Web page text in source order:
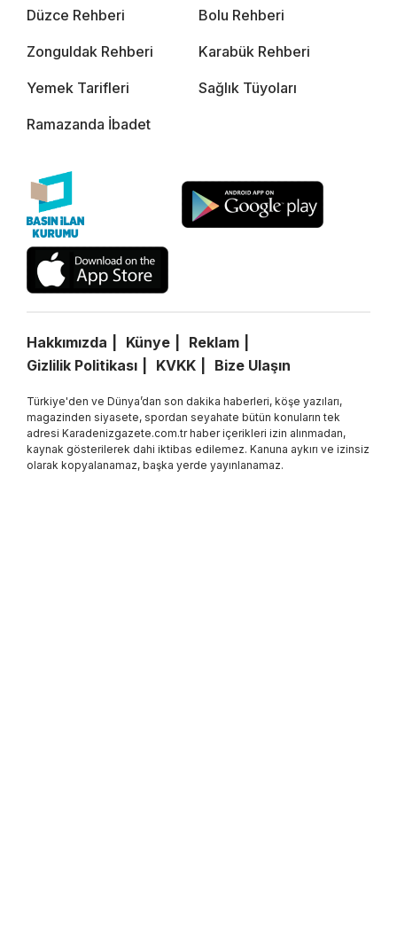
Düzce Rehberi Bolu Rehberi
Zonguldak Rehberi Karabük Rehberi
Yemek Tarifleri Sağlık Tüyoları
Ramazanda İbadet
Hakkımızda Künye
Reklam
Gizlilik Politikası
KVKK Bize Ulaşın
Türkiye'den ve Dünya’dan son dakika haberleri, köşe yazıları,
magazinden siyasete, spordan seyahate bütün konuların tek
adresi Karadenizgazete.com.tr haber içerikleri izin alınmadan,
kaynak gösterilerek dahi iktibas edilemez. Kanuna aykırı ve izinsiz
olarak kopyalanamaz, başka yerde yayınlanamaz.